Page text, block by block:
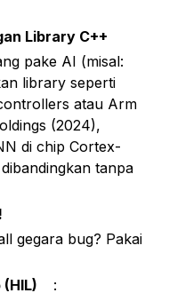
Library C++
pake AI (misal:
library seperti
atau Arm
(2024),
di chip Cortex-
tanpa
gegara bug? Pakai